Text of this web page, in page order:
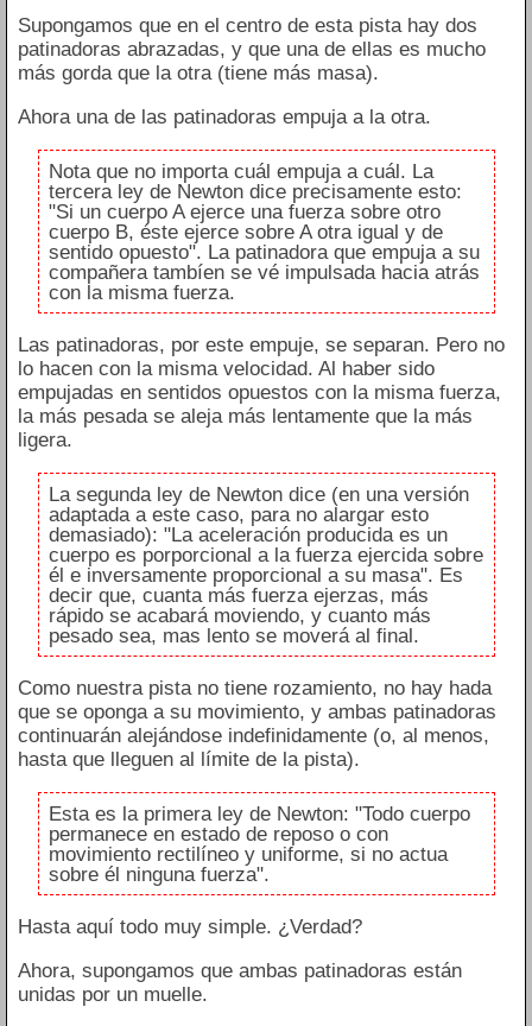
Supongamos que en el centro de esta pista hay dos
patinadoras abrazadas, y que una de ellas es mucho
más gorda que la otra (tiene más masa).
Ahora una de las patinadoras empuja a la otra.
Nota que no importa cuál empuja a cuál. La
tercera ley de Newton dice precisamente esto:
"Si un cuerpo A ejerce una fuerza sobre otro
cuerpo B, éste ejerce sobre A otra igual y de
sentido opuesto". La patinadora que empuja a su
compañera tambíen se vé impulsada hacia atrás
con la misma fuerza.
Las patinadoras, por este empuje, se separan. Pero no
lo hacen con la misma velocidad. Al haber sido
empujadas en sentidos opuestos con la misma fuerza,
la más pesada se aleja más lentamente que la más
ligera.
La segunda ley de Newton dice (en una versión
adaptada a este caso, para no alargar esto
demasiado): "La aceleración producida es un
cuerpo es porporcional a la fuerza ejercida sobre
él e inversamente proporcional a su masa". Es
decir que, cuanta más fuerza ejerzas, más
rápido se acabará moviendo, y cuanto más
pesado sea, mas lento se moverá al final.
Como nuestra pista no tiene rozamiento, no hay hada
que se oponga a su movimiento, y ambas patinadoras
continuarán alejándose indefinidamente (o, al menos,
hasta que lleguen al límite de la pista).
Esta es la primera ley de Newton: "Todo cuerpo
permanece en estado de reposo o con
movimiento rectilíneo y uniforme, si no actua
sobre él ninguna fuerza".
Hasta aquí todo muy simple. ¿Verdad?
Ahora, supongamos que ambas patinadoras están
unidas por un muelle.